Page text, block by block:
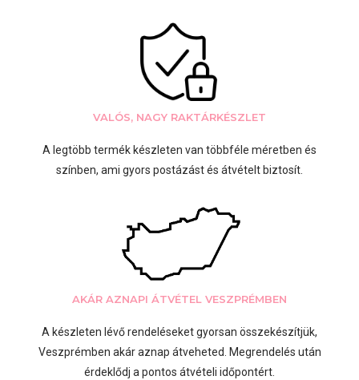
VALÓS, NAGY RAKTÁRKÉSZLET
A legtöbb termék készleten van többféle méretben és
színben, ami gyors postázást és átvételt biztosít.
AKÁR AZNAPI ÁTVÉTEL VESZPRÉMBEN
A készleten lévő rendeléseket gyorsan összekészítjük,
Veszprémben akár aznap átveheted. Megrendelés után
érdeklődj a pontos átvételi időpontért.